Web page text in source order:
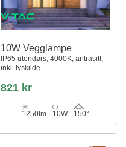
10W Vegglampe
IP65 utendørs, 4000K, antrasitt,
inkl. lyskilde
821 kr
1250lm 10W 150°